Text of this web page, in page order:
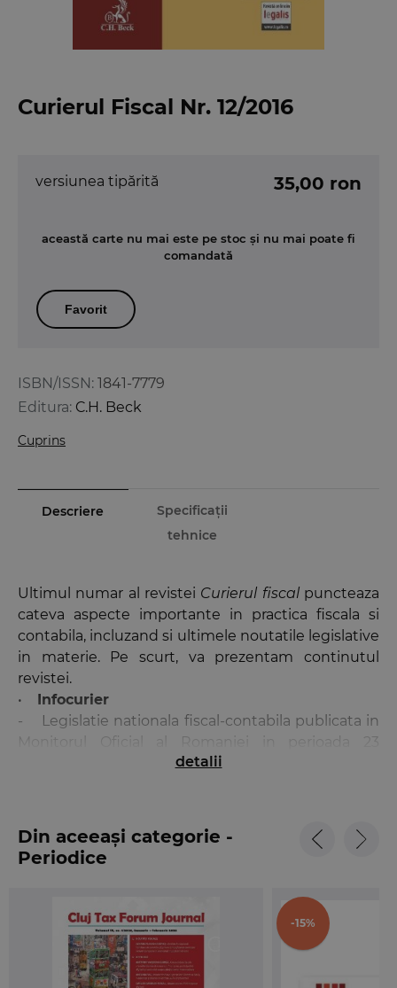
Curierul Fiscal Nr. 12/2016
ISBN/ISSN: 1841-7779
Editura: C.H. Beck
Cuprins
versiunea tipărită 35,00 ron
această carte nu mai este pe stoc și nu mai poate fi
comandată
Favorit
Descriere
Specificații
tehnice
Ultimul numar al revistei Curierul fiscalpuncteaza
cateva aspecte importante in practica fiscala si
contabila, incluzand si ultimele noutatile legislative
in materie. Pe scurt, va prezentam continutul
revistei.
•
Infocurier
- Legislatie nationala fiscal-contabila publicata in
Monitorul Oficial al Romaniei in perioada 23
noiembrie 2016 -14 decembrie 2016
23 noiembrie 2016 -14 decembrie 2016
- Buletin Fiscal al Tuca Zbarcea si Asociatii Tax,
scris de domnul Alexandru Cristea (Tax Partner), in
incepand cu 2017 legislatiei fiscale
Impozite directe
Articolul semnat de Elena Doaga (Associate
Manager, KPMG Romania), Daniela Oprescu
detalii
Din aceeași categorie -
Periodice
-15%